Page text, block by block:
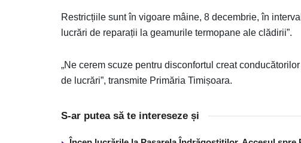
Restricțiile sunt în vigoare mâine, 8 decembrie, în
lucrări de reparații la geamurile termopane ale clădirii”.
„Ne cerem scuze pentru disconfortul creat
de lucrări”, transmite Primăria Timișoara.
S-ar putea să te intereseze și